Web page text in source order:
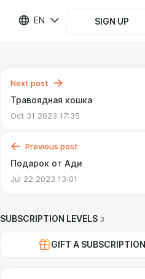
EN SIGN UP
Next post
Травоядная кошка
Oct 31 2023 17:35
Previous post
Подарок от Ади
Jul 22 2023 13:01
SUBSCRIPTION LEVELS 3
GIFT A SUBSCRIPTION